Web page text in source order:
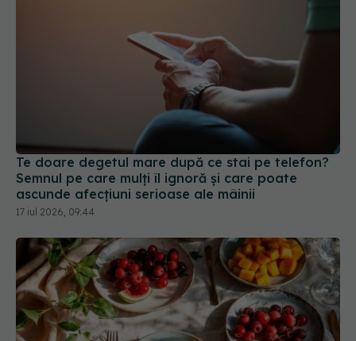
Te doare degetul mare după ce stai pe telefon?
Semnul pe care mulți îl ignoră și care poate
ascunde afecțiuni serioase ale mâinii